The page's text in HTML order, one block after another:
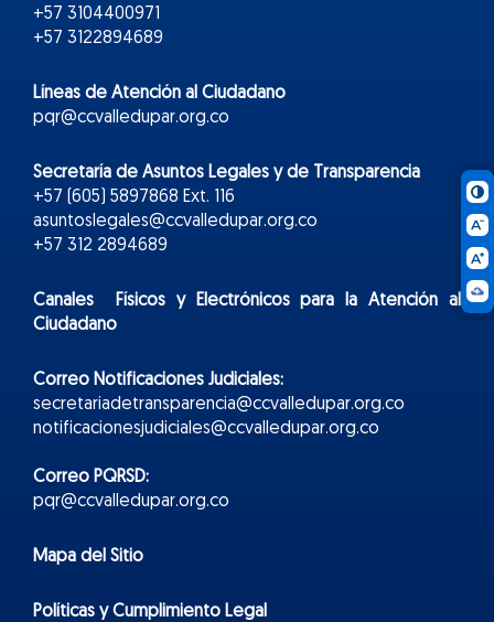
+57 3104400971
+57 3122894689
Líneas de Atención al Ciudadano
pqr@ccvalledupar.org.co
Secretaría de Asuntos Legales y de Transparencia
+57 (605) 5897868 Ext. 116
asuntoslegales@ccvalledupar.org.co
+57 312 2894689
Canales Físicos yElectrónicospara la Atención al
Ciudadano
Correo Notificaciones Judiciales:
secretariadetransparencia@ccvalledupar.org.co
notificacionesjudiciales@ccvalledupar.org.co
Correo PQRSD:
pqr@ccvalledupar.org.co
Mapa del Sitio
Políticas y Cumplimiento Legal